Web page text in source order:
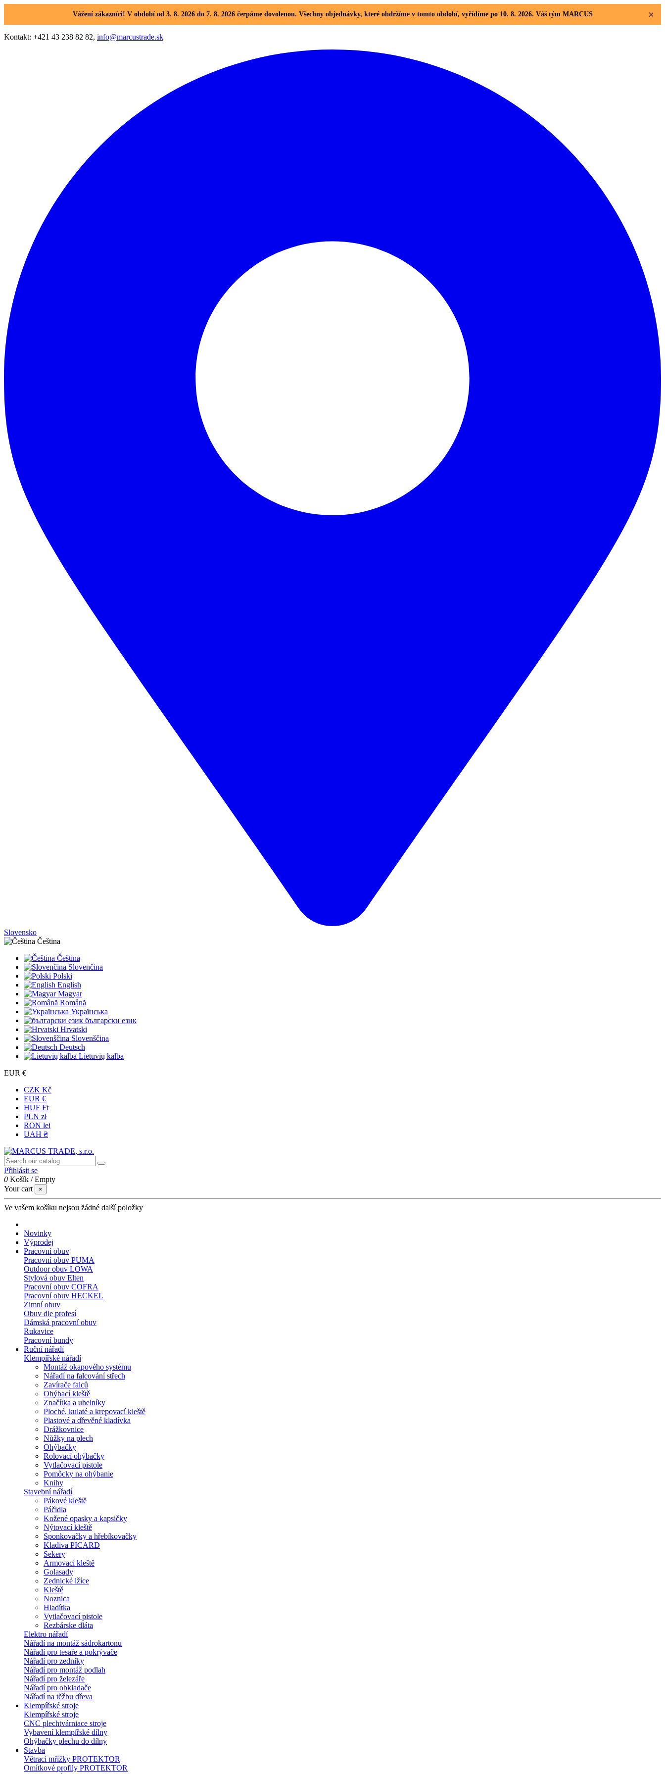
Vážení zákazníci! V období od 3. 8. 2026 do 7. 8. 2026 čerpáme dovolenou. Všechny objednávky, které obdržíme v tomto období, vyřídíme po 10. 8. 2026. Váš tým MARCUS ×
Kontakt: +421 43 238 82 82, info@marcustrade.sk
Slovensko
Čeština
Čeština
Slovenčina
Polski
English
Magyar
Română
Українська
български език
Hrvatski
Slovenščina
Deutsch
Lietuvių kalba
EUR €
CZK Kč
EUR €
HUF Ft
PLN zł
RON lei
UAH ₴
Přihlásit se
0 Košík /Empty
Your cart
×
Ve vašem košíku nejsou žádné další položky
Novinky
Výprodej
Pracovní obuv
Pracovní obuv PUMA
Outdoor obuv LOWA
Stylová obuv Elten
Pracovní obuv COFRA
Pracovní obuv HECKEL
Zimní obuv
Obuv dle profesí
Dámská pracovní obuv
Rukavice
Pracovní bundy
Ruční nářadí
Klempířské nářadí
Montáž okapového systému
Nářadí na falcování střech
Zavírače falců
Ohýbací kleště
Značítka a uhelníky
Ploché, kulaté a krepovací kleště
Plastové a dřevěné kladívka
Drážkovnice
Nůžky na plech
Ohýbačky
Rolovací ohýbačky
Vytlačovací pistole
Pomôcky na ohýbanie
Knihy
Stavební nářadí
Pákové kleště
Páčidla
Kožené opasky a kapsičky
Nýtovací kleště
Sponkovačky a hřebíkovačky
Kladiva PICARD
Sekery
Armovací kleště
Golasady
Zednické lžíce
Kleště
Noznica
Hladítka
Vytlačovací pistole
Rezbárske dláta
Elektro nářadí
Nářadí na montáž sádrokartonu
Nářadí pro tesaře a pokrývače
Nářadí pro zedníky
Nářadí pro montáž podlah
Nářadí pro železáře
Nářadí pro obkladače
Nářadí na těžbu dřeva
Klempířské stroje
Klempířské stroje
CNC plechtvárniace stroje
Vybavení klempířské dílny
Ohýbačky plechu do dílny
Stavba
Větrací mřížky PROTEKTOR
Omítkové profily PROTEKTOR